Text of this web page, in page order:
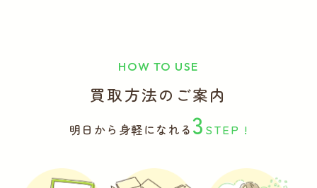
HOW TO USE
買取方法のご案内
明日から身軽になれる 3 STEP !